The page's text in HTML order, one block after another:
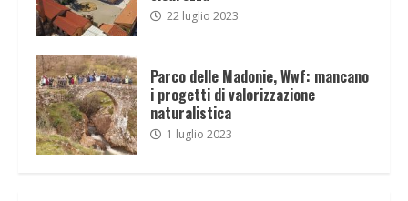
22 luglio 2023
Parco delle Madonie, Wwf: mancano
i progetti di valorizzazione
naturalistica
1 luglio 2023